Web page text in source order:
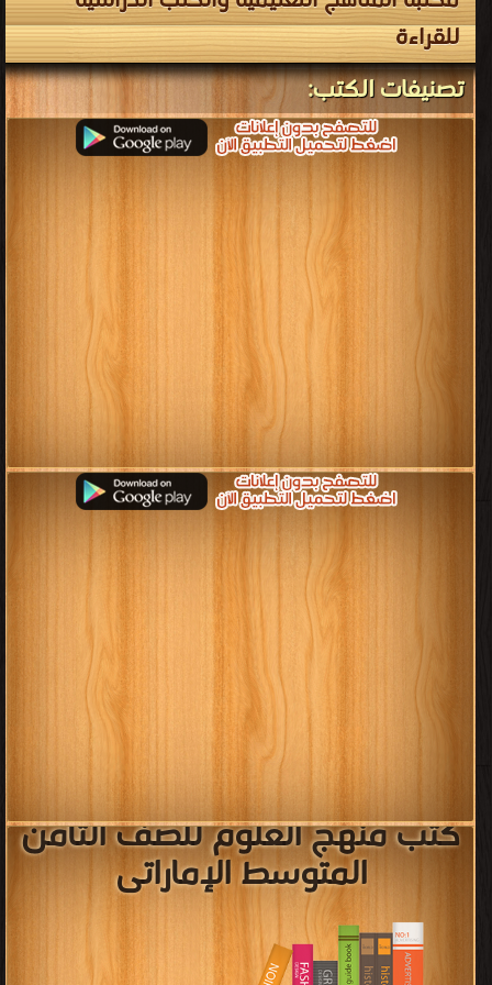
للقراءة
تصنيفات الكتب:
كتب منهج العلوم للصف الثامن
المتوسط الإماراتى